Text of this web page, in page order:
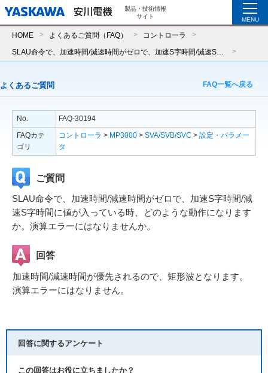
製品・技術情報
サイト
MENU
HOME よくあるご質問（FAQ） コントローラ
よくあるご質問 FAQ一覧へ戻る
No.
FAQ-30194
FAQカテ
ゴリ
コントローラ > MP3000 > SVA/SVB/SVC > 設定・パラメー
タ
ご質問
SLAU命令で、加速時間/減速時間がゼロで、加速S字時間/減
速S字時間に値が入っている時、どのような動作になります
か。演算エラーにはなりませんか。
回答
加速時間/減速時間が優先されるので、矩形波となります。
演算エラーにはなりません。
回答に関するアンケート
この回答はお役に立ちましたか？